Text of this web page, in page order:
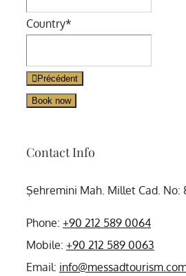
Country*
Website
URL*
Précédent
Book now
Contact Info
Şehremini Mah. Millet Cad. No:
Phone: +90 212 589 0064
Mobile: +90 212 589 0063
Email: